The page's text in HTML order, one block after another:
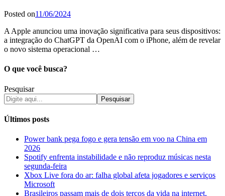
Posted on11/06/2024
A Apple anunciou uma inovação significativa para seus dispositivos:
a integração do ChatGPT da OpenAI com o iPhone, além de revelar
o novo sistema operacional …
O que você busca?
Pesquisar
Pesquisar
Últimos posts
Power bank pega fogo e gera tensão em voo na China em
2026
Spotify enfrenta instabilidade e não reproduz músicas nesta
segunda-feira
Xbox Live fora do ar: falha global afeta jogadores e serviços
Microsoft
Brasileiros passam mais de dois terços da vida na internet,